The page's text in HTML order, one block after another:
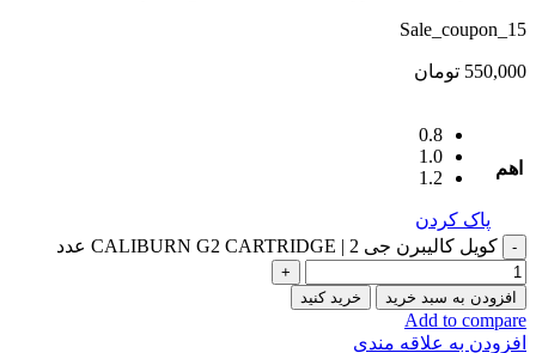
Sale_coupon_15
550,000 تومان
اهم
0.8
1.0
1.2
پاک کردن
کویل کالیبرن جی 2 | CALIBURN G2 CARTRIDGE عدد
افزودن به سبد خرید خرید کنید
Add to compare
افزودن به علاقه مندی